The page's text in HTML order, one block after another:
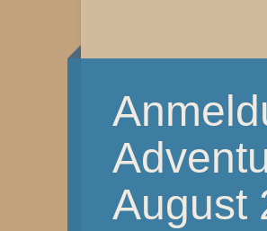
August